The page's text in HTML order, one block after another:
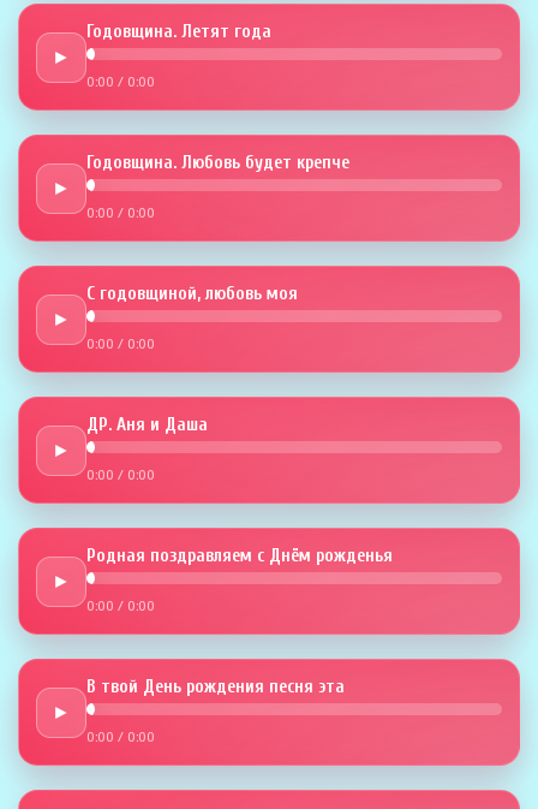
►
Годовщина. Летят года
0:00 / 0:00
►
Годовщина. Любовь будет крепче
0:00 / 0:00
►
С годовщиной, любовь моя
0:00 / 0:00
►
ДР. Аня и Даша
0:00 / 0:00
►
Родная поздравляем с Днём рожденья
0:00 / 0:00
►
В твой День рождения песня эта
0:00 / 0:00